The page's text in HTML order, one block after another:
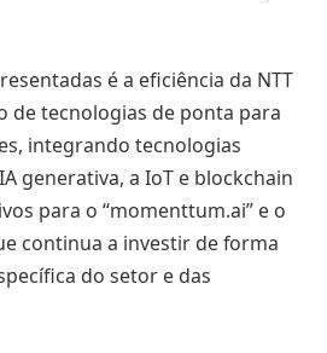
é a eficiência da NTT
de tecnologias de ponta para
integrando tecnologias
generativa, a IoT e blockchain
para o “momenttum.ai” e o
continua a investir de forma
do setor e das